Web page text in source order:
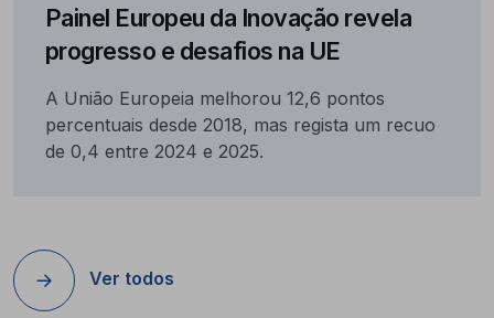
Painel Europeu da Inovação revela
progresso e desafios na UE
A União Europeia melhorou 12,6 pontos
percentuais desde 2018, mas regista um recuo
de 0,4 entre 2024 e 2025.
Ver todos